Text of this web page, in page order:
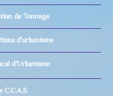
de Tonnage
d’urbanisme
d’Urbanisme
C.C.A.S.